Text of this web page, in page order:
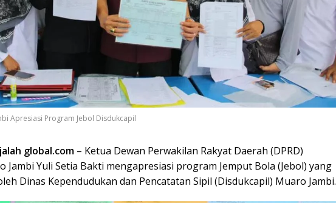
Apresiasi Program Jebol Disdukcapil
global.com – Ketua Dewan Perwakilan Rakyat Daerah (DPRD)
Jambi Yuli Setia Bakti mengapresiasi program Jemput Bola (Jebol) yang
Dinas Kependudukan dan Pencatatan Sipil (Disdukcapil) Muaro Jambi.